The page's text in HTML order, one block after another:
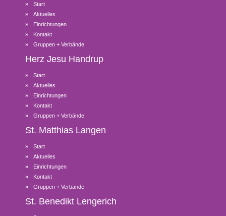
Start
Aktuelles
Einrichtungen
Kontakt
Gruppen + Verbände
Herz Jesu Handrup
Start
Aktuelles
Einrichtungen
Kontakt
Gruppen + Verbände
St. Matthias Langen
Start
Aktuelles
Einrichtungen
Kontakt
Gruppen + Verbände
St. Benedikt Lengerich